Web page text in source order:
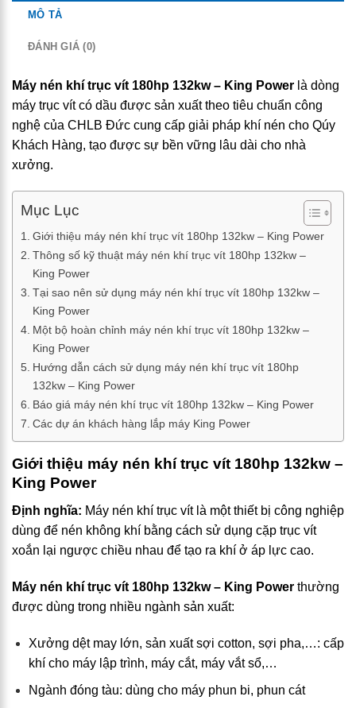
MÔ TẢ
ĐÁNH GIÁ (0)
Máy nén khí trục vít 180hp 132kw – King Power là dòng
máy trục vít có dầu được sản xuất theo tiêu chuẩn công
nghệ của CHLB Đức cung cấp giải pháp khí nén cho Qúy
Khách Hàng, tạo được sự bền vững lâu dài cho nhà
xưởng.
Mục Lục
Giới thiệu máy nén khí trục vít 180hp 132kw – King Power
Thông số kỹ thuật máy nén khí trục vít 180hp 132kw –
King Power
Tại sao nên sử dụng máy nén khí trục vít 180hp 132kw –
King Power
Một bộ hoàn chỉnh máy nén khí trục vít 180hp 132kw –
King Power
Hướng dẫn cách sử dụng máy nén khí trục vít 180hp
132kw – King Power
Báo giá máy nén khí trục vít 180hp 132kw – King Power
Các dự án khách hàng lắp máy King Power
Giới thiệu máy nén khí trục vít 180hp 132kw –
King Power
Định nghĩa: Máy nén khí trục vít là một thiết bị công nghiệp
dùng để nén không khí bằng cách sử dụng cặp trục vít
xoắn lại ngược chiều nhau để tạo ra khí ở áp lực cao.
Máy nén khí trục vít 180hp 132kw – King Power thường
được dùng trong nhiều ngành sản xuất:
Xưởng dệt may lớn, sản xuất sợi cotton, sợi pha,…: cấp
khí cho máy lập trình, máy cắt, máy vắt sổ,…
Ngành đóng tàu: dùng cho máy phun bi, phun cát